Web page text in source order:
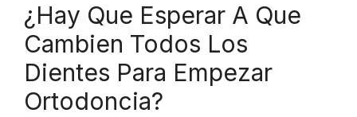
¿Hay Que Esperar A Que
Cambien Todos Los
Dientes Para Empezar
Ortodoncia?